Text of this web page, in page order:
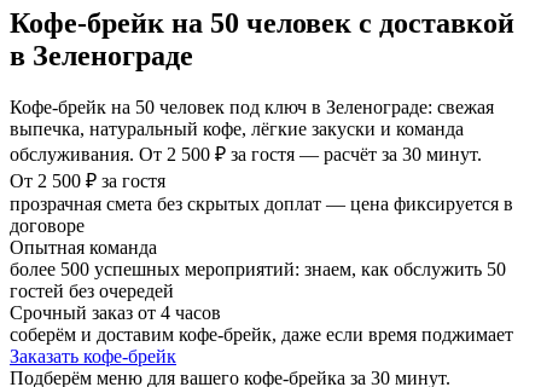
Кофе-брейк на 50 человек с доставкой
в Зеленограде
Кофе-брейк на 50 человек под ключ в Зеленограде: свежая
выпечка, натуральный кофе, лёгкие закуски и команда
обслуживания. От 2 500 ₽ за гостя — расчёт за 30 минут.
От 2 500 ₽ за гостя
прозрачная смета без скрытых доплат — цена фиксируется в
договоре
Опытная команда
более 500 успешных мероприятий: знаем, как обслужить 50
гостей без очередей
Срочный заказ от 4 часов
соберём и доставим кофе-брейк, даже если время поджимает
Заказать кофе-брейк
Подберём меню для вашего кофе-брейка за 30 минут.